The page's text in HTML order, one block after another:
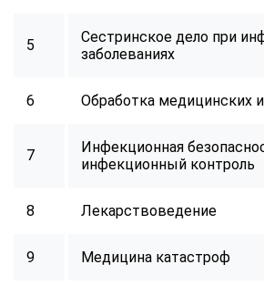
5
Сестринское дело при
заболеваниях
6 Обработка медицинских
7
Инфекционная
инфекционный контроль
8 Лекарствоведение
9 Медицина катастроф